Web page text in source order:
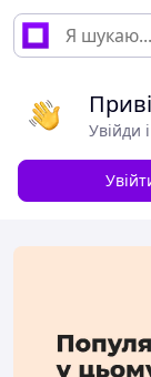
Увійди